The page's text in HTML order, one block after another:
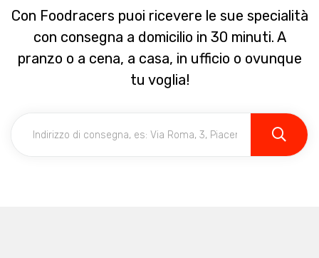
Con Foodracers puoi ricevere le sue specialità
con consegna a domicilio in 30 minuti. A
pranzo o a cena, a casa, in ufficio o ovunque
tu voglia!